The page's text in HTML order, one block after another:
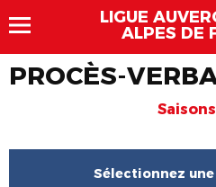
LIGUE
ALPES DE
PROCÈS-
Saisons
Sélectionnez